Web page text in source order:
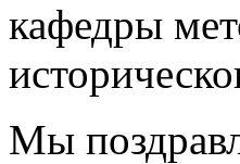
кафедры
Мы